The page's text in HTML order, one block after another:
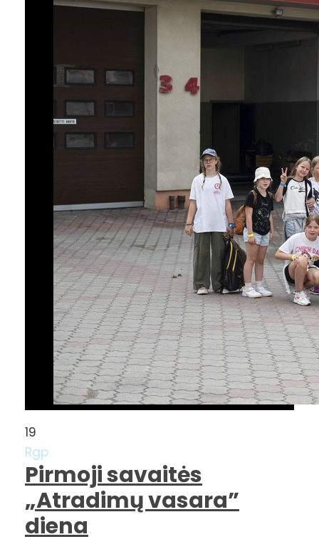
19
Rgp
Pirmoji savaitės
„Atradimų vasara”
diena